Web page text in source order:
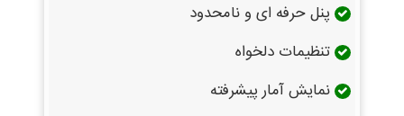
پنل حرفه ای و نامحدود
تنظیمات دلخواه
نمایش آمار پیشرفته